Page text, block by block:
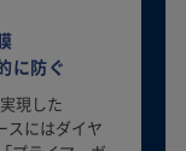
に防ぐ
現した
スにはダイヤ